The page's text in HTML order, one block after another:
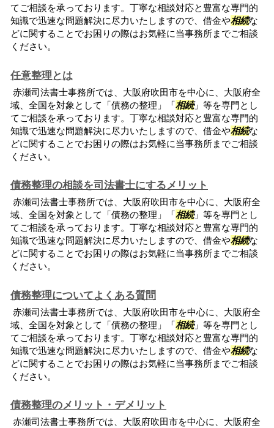
てご相談を承っております。丁寧な相談対応と豊富な専門的
知識で迅速な問題解決に尽力いたしますので、借金や相続な
どに関することでお困りの際はお気軽に当事務所までご相談
ください。
任意整理とは
赤瀬司法書士事務所では、大阪府吹田市を中心に、大阪府全
域、全国を対象として「債務の整理」「相続」等を専門とし
てご相談を承っております。丁寧な相談対応と豊富な専門的
知識で迅速な問題解決に尽力いたしますので、借金や相続な
どに関することでお困りの際はお気軽に当事務所までご相談
ください。
債務整理の相談を司法書士にするメリット
赤瀬司法書士事務所では、大阪府吹田市を中心に、大阪府全
域、全国を対象として「債務の整理」「相続」等を専門とし
てご相談を承っております。丁寧な相談対応と豊富な専門的
知識で迅速な問題解決に尽力いたしますので、借金や相続な
どに関することでお困りの際はお気軽に当事務所までご相談
ください。
債務整理についてよくある質問
赤瀬司法書士事務所では、大阪府吹田市を中心に、大阪府全
域、全国を対象として「債務の整理」「相続」等を専門とし
てご相談を承っております。丁寧な相談対応と豊富な専門的
知識で迅速な問題解決に尽力いたしますので、借金や相続な
どに関することでお困りの際はお気軽に当事務所までご相談
ください。
債務整理のメリット・デメリット
赤瀬司法書士事務所では、大阪府吹田市を中心に、大阪府全